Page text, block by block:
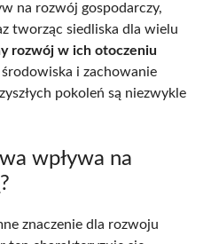
na rozwój gospodarczy,
tworząc siedliska dla wielu
rozwój w ich otoczeniu
i zachowanie
pokoleń są niezwykle
wpływa na
znaczenie dla rozwoju